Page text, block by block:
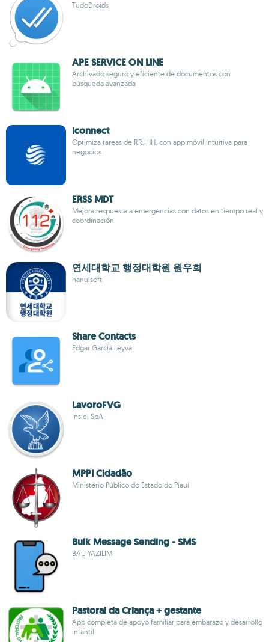
TudoDroids
APE SERVICE ON LINE
Archivado seguro y eficiente de documentos con
búsqueda avanzada
Iconnect
Optimiza tareas de RR. HH. con app móvil intuitiva para
negocios
ERSS MDT
Mejora respuesta a emergencias con datos en tiempo real y
coordinación
연세대학교 행정대학원 원우회
hanulsoft
Share Contacts
Edgar García Leyva
LavoroFVG
Insiel SpA
MPPI Cidadão
Ministério Público do Estado do Piauí
Bulk Message Sending - SMS
BAU YAZILIM
Pastoral da Criança + gestante
App completa de apoyo familiar para embarazo y desarrollo
infantil